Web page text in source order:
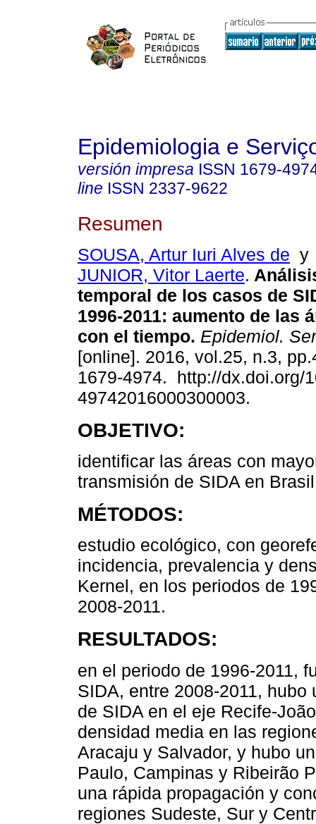
Epidemiologia e
versión impresa ISSN 1679-
line ISSN 2337-9622
Resumen
SOUSA, Artur Iuri Alves de
JUNIOR, Vitor Laerte.
temporal de los casos de
1996-2011: aumento de las
con el tiempo. Epidemiol.
[online]. 2016, vol.25, n.3,
1679-4974. http://dx.doi.org/
49742016000300003.
OBJETIVO:
identificar las áreas con
transmisión de SIDA en
MÉTODOS:
estudio ecológico, con
incidencia, prevalencia y
Kernel, en los periodos de
2008-2011.
RESULTADOS:
en el periodo de 1996-2011,
SIDA, entre 2008-2011,
de SIDA en el eje Recife-
densidad media en las
Aracaju y Salvador, y hubo
Paulo, Campinas y Ribeirão
una rápida propagación y
regiones Sudeste, Sur y